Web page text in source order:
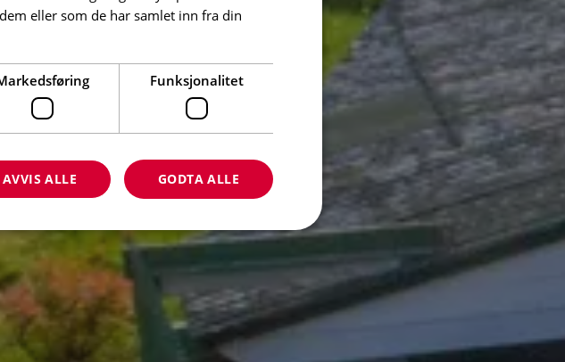
eller som de har samlet inn fra din
Funksjonalitet
GODTA ALLE
AVVIS ALLE
Funksjonalitet
som brukerinnlogging og kontoadministrasjon.
Utløpsdato